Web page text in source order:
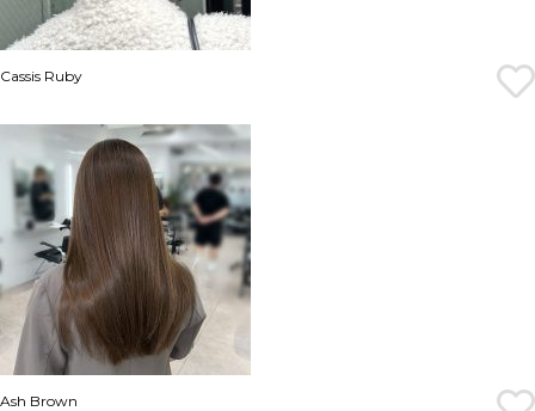
Cassis Ruby
Ash Brown